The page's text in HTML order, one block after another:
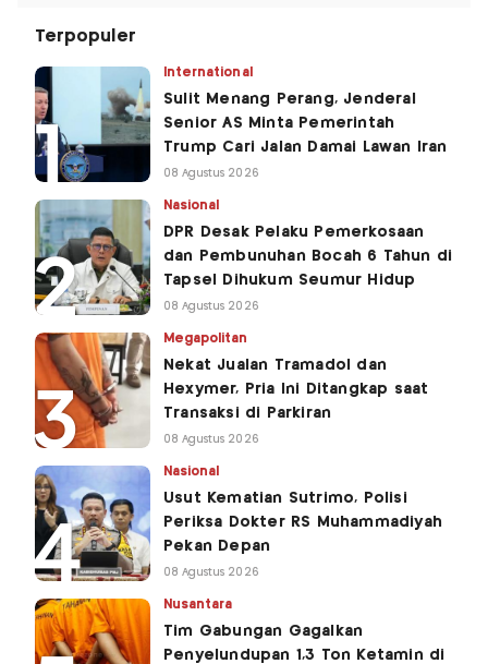
Terpopuler
International
Sulit Menang Perang, Jenderal
Senior AS Minta Pemerintah
Trump Cari Jalan Damai Lawan Iran
08 Agustus 2026
Nasional
DPR Desak Pelaku Pemerkosaan
dan Pembunuhan Bocah 6 Tahun di
Tapsel Dihukum Seumur Hidup
08 Agustus 2026
Megapolitan
Nekat Jualan Tramadol dan
Hexymer, Pria Ini Ditangkap saat
Transaksi di Parkiran
08 Agustus 2026
Nasional
Usut Kematian Sutrimo, Polisi
Periksa Dokter RS Muhammadiyah
Pekan Depan
08 Agustus 2026
Nusantara
Tim Gabungan Gagalkan
Penyelundupan 1,3 Ton Ketamin di